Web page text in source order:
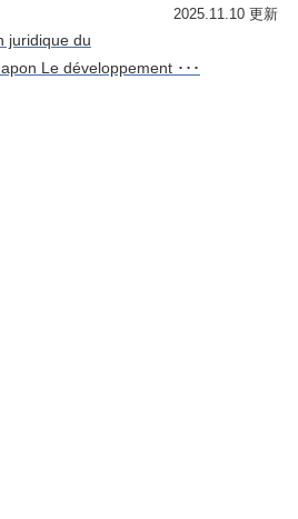
2025.11.10 更新
juridique du
Le développement ･･･